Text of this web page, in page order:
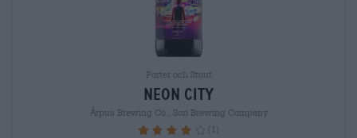
Porter och Stout
neon city
Ārpus Brewing Co., Sori Brewing Company
80% (1)